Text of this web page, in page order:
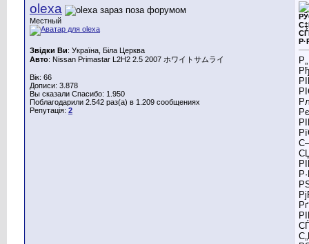
olexa
Местный
Звідки Ви: Україна, Біла Церква
Авто: Nissan Primastar L2H2 2.5 2007 ホワイトサムライ
Вік: 66
Дописи: 3.878
Вы сказали Спасибо: 1.950
Поблагодарили 2.542 раз(а) в 1.209 сообщениях
Репутація: 2